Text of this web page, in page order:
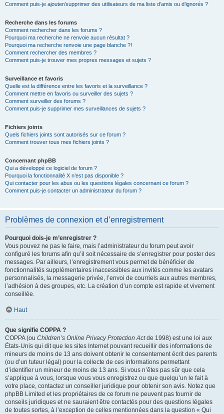
Comment puis-je ajouter/supprimer des utilisateurs de ma liste d’amis ou d’ignorés ?
Recherche dans les forums
Comment rechercher dans les forums ?
Pourquoi ma recherche ne renvoie aucun résultat ?
Pourquoi ma recherche renvoie une page blanche ?!
Comment rechercher des membres ?
Comment puis-je trouver mes propres messages et sujets ?
Surveillance et favoris
Quelle est la différence entre les favoris et la surveillance ?
Comment mettre en favoris ou surveiller des sujets ?
Comment surveiller des forums ?
Comment puis-je supprimer mes surveillances de sujets ?
Fichiers joints
Quels fichiers joints sont autorisés sur ce forum ?
Comment trouver tous mes fichiers joints ?
Concernant phpBB
Qui a développé ce logiciel de forum ?
Pourquoi la fonctionnalité X n’est pas disponible ?
Qui contacter pour les abus ou les questions légales concernant ce forum ?
Comment puis-je contacter un administrateur du forum ?
Problèmes de connexion et d’enregistrement
Pourquoi dois-je m’enregistrer ?
Vous pouvez ne pas le faire, mais l’administrateur du forum peut avoir
configuré les forums afin qu’il soit nécessaire de s’enregistrer pour poster des
messages. Par ailleurs, l’enregistrement vous permet de bénéficier de
fonctionnalités supplémentaires inaccessibles aux invités comme les avatars
personnalisés, la messagerie privée, l’envoi de courriels aux autres membres,
l’adhésion à des groupes, etc. La création d’un compte est rapide et vivement
conseillée.
Haut
Que signifie COPPA ?
COPPA (ou Children’s Online Privacy Protection Actde 1998) est une loi aux
États-Unis qui dit que les sites Internet pouvant recueillir des informations de
mineurs de moins de 13 ans doivent obtenir le consentement écrit des parents
(ou d’un tuteur légal) pour la collecte de ces informations permettant
d’identifier un mineur de moins de 13 ans. Si vous n’êtes pas sûr que cela
s’applique à vous, lorsque vous vous enregistrez ou que quelqu’un le fait à
votre place, contactez un conseiller juridique pour obtenir son avis. Notez que
phpBB Limited et les propriétaires de ce forum ne peuvent pas fournir de
conseils juridiques et ne sauraient être contactés pour des questions légales
de toutes sortes, à l’exception de celles mentionnées dans la question « Qui